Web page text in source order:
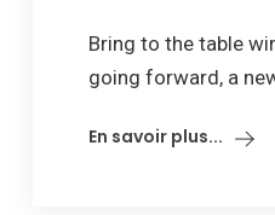
Bring to the table
going forward, a
En savoir plus...